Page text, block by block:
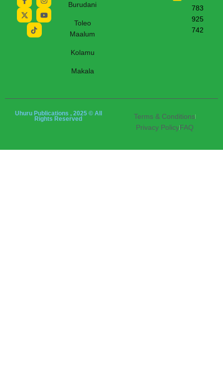
Burudani
Toleo
Maalum
Kolamu
Makala
783
925
742
Uhuru Publications , 2025 © All
Rights Reserved
Terms & Conditions
Privacy PolicyFAQ